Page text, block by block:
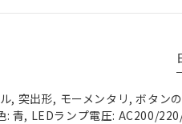
, 突出形, モーメンタリ, ボタン
: 青, LEDランプ電圧: AC200/